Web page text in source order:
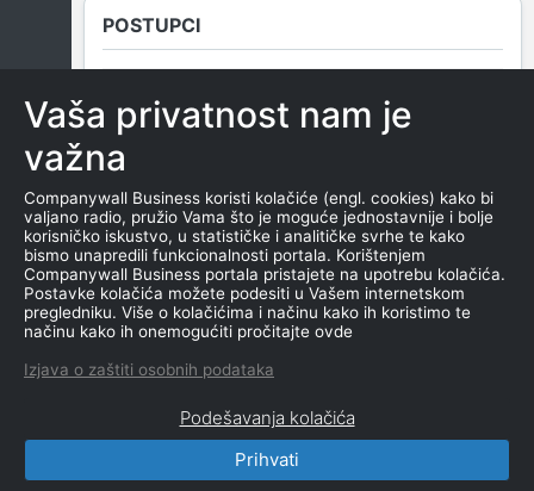
POSTUPCI
NEMA SUDSKIH OBJAVA
ROČIŠTA
NEMA SUDSKIH OBJAVA
CompanyWall Business © 2026
korišćenja | Izjava o privatnosti
Vaša privatnost nam je
važna
Companywall Business koristi kolačiće (engl. cookies) kako bi
valjano radio, pružio Vama što je moguće jednostavnije i bolje
korisničko iskustvo, u statističke i analitičke svrhe te kako
bismo unapredili funkcionalnosti portala. Korištenjem
Companywall Business portala pristajete na upotrebu kolačića.
Postavke kolačića možete podesiti u Vašem internetskom
pregledniku. Više o kolačićima i načinu kako ih koristimo te
načinu kako ih onemogućiti pročitajte ovde
Izjava o zaštiti osobnih podataka
Podešavanja kolačića
Prihvati